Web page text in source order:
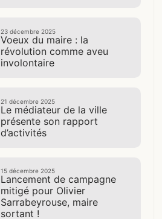
23 décembre 2025
Voeux du maire : la
révolution comme aveu
involontaire
21 décembre 2025
Le médiateur de la ville
présente son rapport
d’activités
15 décembre 2025
Lancement de campagne
mitigé pour Olivier
Sarrabeyrouse, maire
sortant !